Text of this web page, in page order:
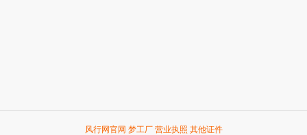
风行网官网 梦工厂 营业执照 其他证件